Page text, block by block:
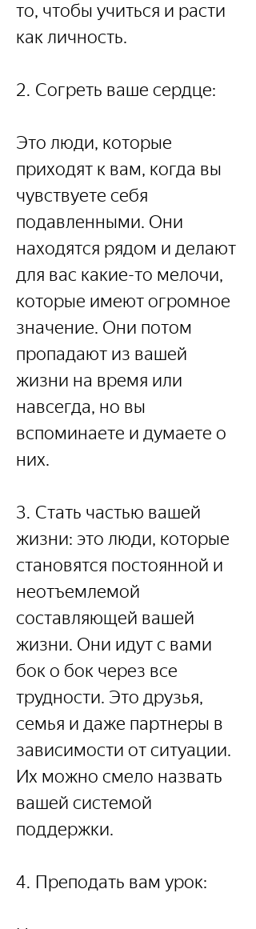
то, чтобы учиться и расти
как личность.
2. Согреть ваше сердце:
Это люди, которые
приходят к вам, когда вы
чувствуете себя
подавленными. Они
находятся рядом и делают
для вас какие-то мелочи,
которые имеют огромное
значение. Они потом
пропадают из вашей
жизни на время или
навсегда, но вы
вспоминаете и думаете о
них.
3. Стать частью вашей
жизни: это люди, которые
становятся постоянной и
неотъемлемой
составляющей вашей
жизни. Они идут с вами
бок о бок через все
трудности. Это друзья,
семья и даже партнеры в
зависимости от ситуации.
Их можно смело назвать
вашей системой
поддержки.
4. Преподать вам урок: